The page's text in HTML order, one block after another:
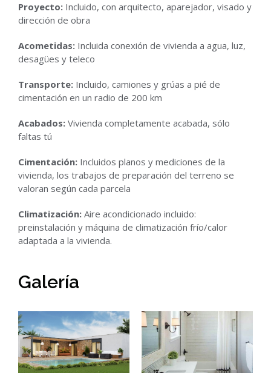
Proyecto: Incluido, con arquitecto, aparejador, visado y
dirección de obra
Acometidas: Incluida conexión de vivienda a agua, luz,
desagües y teleco
Transporte: Incluido, camiones y grúas a pié de
cimentación en un radio de 200 km
Acabados: Vivienda completamente acabada, sólo
faltas tú
Cimentación: Incluidos planos y mediciones de la
vivienda, los trabajos de preparación del terreno se
valoran según cada parcela
Climatización: Aire acondicionado incluido:
preinstalación y máquina de climatización frío/calor
adaptada a la vivienda.
Galería